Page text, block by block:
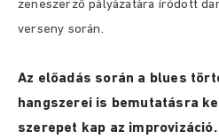
zeneszerző pályázatára íródott
verseny során.
Az előadás során a blues
hangszerei is bemutatásra
szerepet kap az improvizáció.